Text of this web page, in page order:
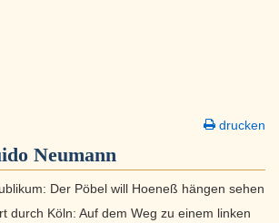
drucken
Neumann
Der Pöbel will Hoeneß hängen sehen
durch Köln: Auf dem Weg zu einem linken